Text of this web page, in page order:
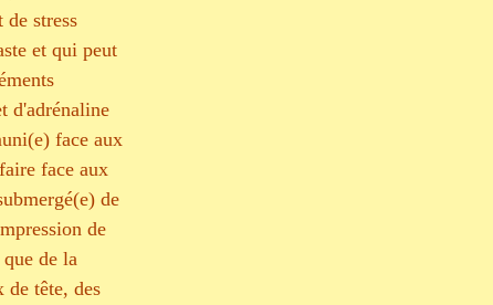
stress
et qui peut
d'adrénaline
face aux
face aux
de
de
de la
tête, des